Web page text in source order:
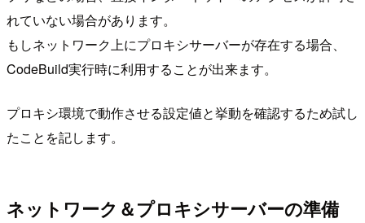
れていない場合があります。
もしネットワーク上にプロキシサーバーが存在する場合、
CodeBuild実行時に利用することが出来ます。
プロキシ環境で動作させる設定値と挙動を確認するため試し
たことを記します。
ネットワーク＆プロキシサーバーの準備